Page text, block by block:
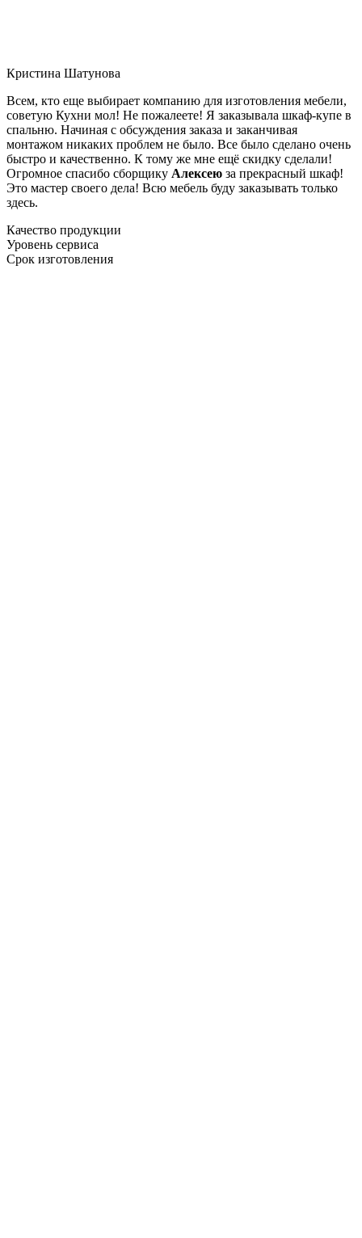
Кристина Шатунова
Всем, кто еще выбирает компанию для изготовления мебели,
советую Кухни мол! Не пожалеете! Я заказывала шкаф-купе в
спальню. Начиная с обсуждения заказа и заканчивая
монтажом никаких проблем не было. Все было сделано очень
быстро и качественно. К тому же мне ещё скидку сделали!
Огромное спасибо сборщику Алексею за прекрасный шкаф!
Это мастер своего дела! Всю мебель буду заказывать только
здесь.
Качество продукции
Уровень сервиса
Срок изготовления